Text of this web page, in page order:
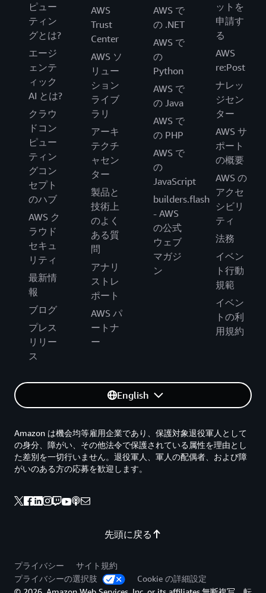
ピュー
ティン
グとは?
エージ
ェンテ
ィック
AI とは?
クラウ
ドコン
ピュー
ティン
グコン
セプト
のハブ
AWS ク
ラウド
セキュ
リティ
最新情
報
ブログ
プレス
リリー
ス
AWS
Trust
Center
AWS ソ
リュー
ション
ライブ
ラリ
アーキ
テクチ
ャセン
ター
製品と
技術上
のよく
ある質
問
アナリ
ストレ
ポート
AWS パ
ートナ
ー
AWS で
の .NET
AWS で
の
Python
AWS で
の Java
AWS で
の PHP
AWS で
の
JavaScript
builders.flash
- AWS
の公式
ウェブ
マガジ
ン
ットを
申請す
る
AWS
re:Post
ナレッ
ジセン
ター
AWS サ
ポート
の概要
AWS の
アクセ
シビリ
ティ
法務
イベン
ト行動
規範
イベン
トの利
用規約
English
先頭に戻る
Amazon は機会均等雇用企業であり、保護対象退役軍人として
の身分、障がい、その他法令で保護されている属性を理由とし
た差別を一切行いません。退役軍人、軍人の配偶者、および障
がいのある方の応募を歓迎します。
プライバシー
サイト規約
プライバシーの選択肢
Cookie の詳細設定